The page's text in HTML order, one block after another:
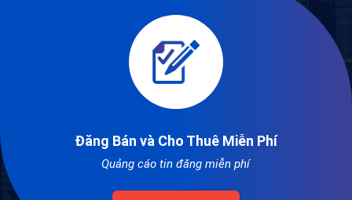
Đăng Bán và Cho Thuê Miễn Phí
Quảng cáo tin đăng miễn phí